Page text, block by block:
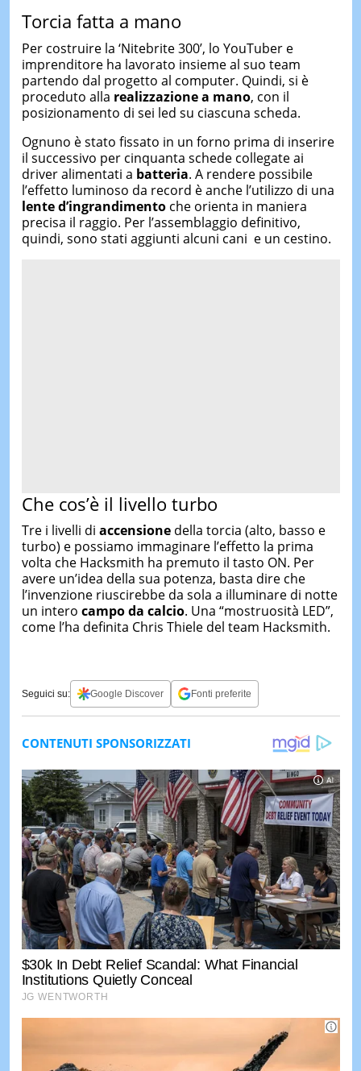
Torcia fatta a mano
Per costruire la ‘Nitebrite 300’, lo YouTuber e
imprenditore ha lavorato insieme al suo team
partendo dal progetto al computer. Quindi, si è
proceduto alla realizzazione a mano, con il
posizionamento di sei led su ciascuna scheda.
Ognuno è stato fissato in un forno prima di inserire
il successivo per cinquanta schede collegate ai
driver alimentati a batteria. A rendere possibile
l’effetto luminoso da record è anche l’utilizzo di una
lente d’ingrandimento che orienta in maniera
precisa il raggio. Per l’assemblaggio definitivo,
quindi, sono stati aggiunti alcuni cani e un cestino.
Che cos’è il livello turbo
Tre i livelli di accensionedella torcia (alto, basso e
turbo) e possiamo immaginare l’effetto la prima
volta che Hacksmith ha premuto il tasto ON. Per
avere un’idea della sua potenza, basta dire che
l’invenzione riuscirebbe da sola a illuminare di notte
un intero campo da calcio. Una “mostruosità LED”,
come l’ha definita Chris Thiele del team Hacksmith.
Seguici su: Google Discover Fonti preferite